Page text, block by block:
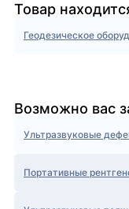
Товар
Геодезическое
Возможно вас
Ультразвуковые
Портативные